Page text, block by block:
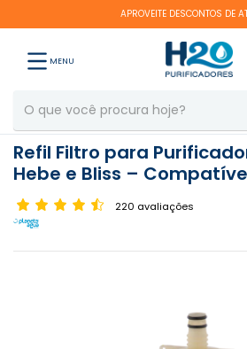
APROVEITE DESCONTOS DE
MENU
Refil Filtro para
Hebe e Bliss –
220 avaliações